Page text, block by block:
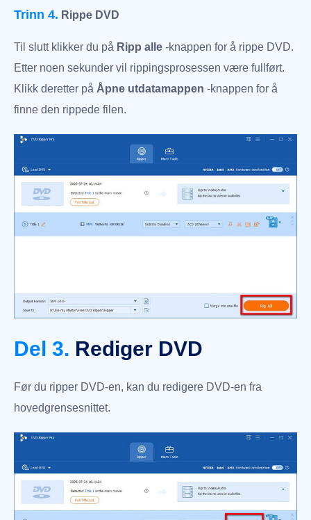
Trinn 4. Rippe DVD
Til slutt klikker du på Ripp alle -knappen for å rippe DVD.
Etter noen sekunder vil rippingsprosessen være fullført.
Klikk deretter på Åpne utdatamappen -knappen for å
finne den rippede filen.
Del 3. Rediger DVD
Før du ripper DVD-en, kan du redigere DVD-en fra
hovedgrensesnittet.